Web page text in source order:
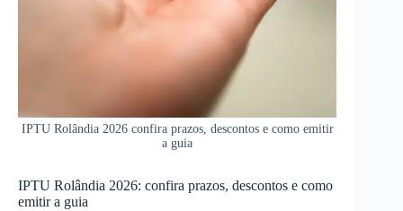
IPTU Rolândia 2026 confira prazos, descontos e como emitir
a guia
IPTU Rolândia 2026: confira prazos, descontos e como
emitir a guia